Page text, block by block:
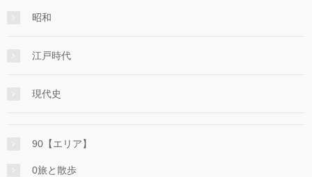
昭和
江戸時代
現代史
90【エリア】
0旅と散歩